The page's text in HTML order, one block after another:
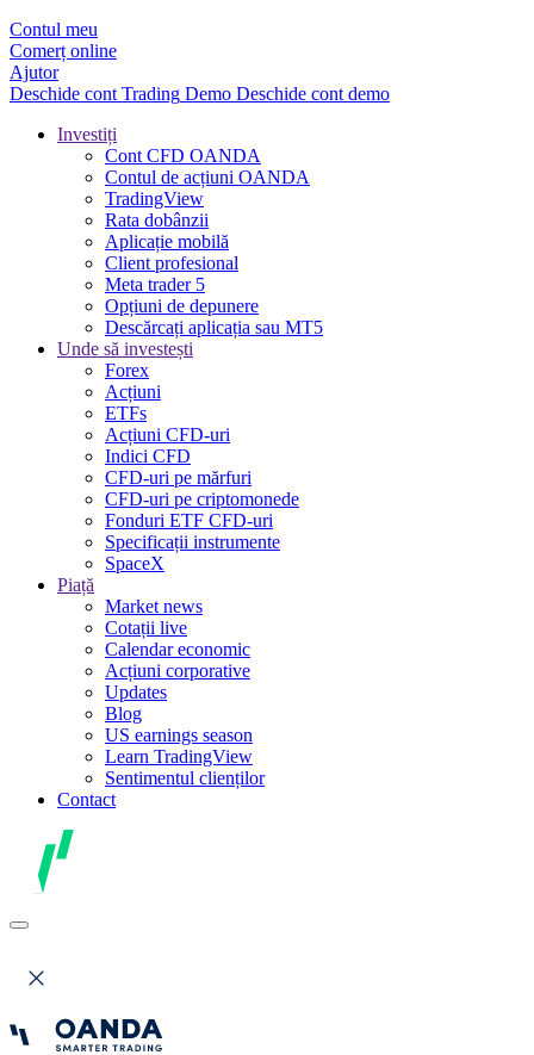
Contul meu
Comerț online
Ajutor
Deschide cont Trading Demo Deschide cont demo
Investiți
Cont CFD OANDA
Contul de acțiuni OANDA
TradingView
Rata dobânzii
Aplicație mobilă
Client profesional
Meta trader 5
Opțiuni de depunere
Descărcați aplicația sau MT5
Unde să investești
Forex
Acțiuni
ETFs
Acțiuni CFD-uri
Indici CFD
CFD-uri pe mărfuri
CFD-uri pe criptomonede
Fonduri ETF CFD-uri
Specificații instrumente
SpaceX
Piață
Market news
Cotații live
Calendar economic
Acțiuni corporative
Updates
Blog
US earnings season
Learn TradingView
Sentimentul clienților
Contact